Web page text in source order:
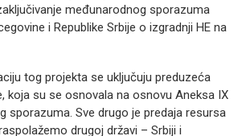
međunarodnog sporazuma
i Republike Srbije o izgradnji HE na
tog projekta se uključuju preduzeća
koja su se osnovala na osnovu Aneksa IX
sporazuma. Sve drugo je predaja resursa
drugoj državi – Srbiji i